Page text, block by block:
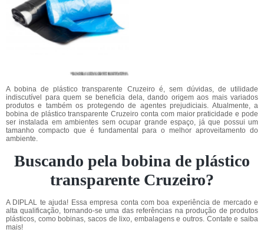
A bobina de plástico transparente Cruzeiro é, sem dúvidas, de utilidade
indiscutível para quem se beneficia dela, dando origem aos mais variados
produtos e também os protegendo de agentes prejudiciais. Atualmente, a
bobina de plástico transparente Cruzeiro conta com maior praticidade e pode
ser instalada em ambientes sem ocupar grande espaço, já que possui um
tamanho compacto que é fundamental para o melhor aproveitamento do
ambiente.
Buscando pela bobina de plástico
transparente Cruzeiro?
A DIPLAL te ajuda! Essa empresa conta com boa experiência de mercado e
alta qualificação, tornando-se uma das referências na produção de produtos
plásticos, como bobinas, sacos de lixo, embalagens e outros. Contate e saiba
mais!